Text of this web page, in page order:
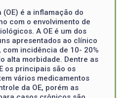
é a inflamação do
com o envolvimento de
A OE é um dos
apresentados ao clínico
com incidência de 10- 20%
alta morbidade. Dentre as
os principais são os
vários medicamentos
da OE, porém as